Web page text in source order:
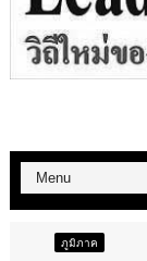
ท่องเที่ยว